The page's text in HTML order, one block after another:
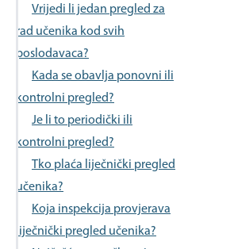
Vrijedi li jedan pregled za
rad učenika kod svih
poslodavaca?
Kada se obavlja ponovni ili
kontrolni pregled?
Je li to periodički ili
kontrolni pregled?
Tko plaća liječnički pregled
učenika?
Koja inspekcija provjerava
liječnički pregled učenika?